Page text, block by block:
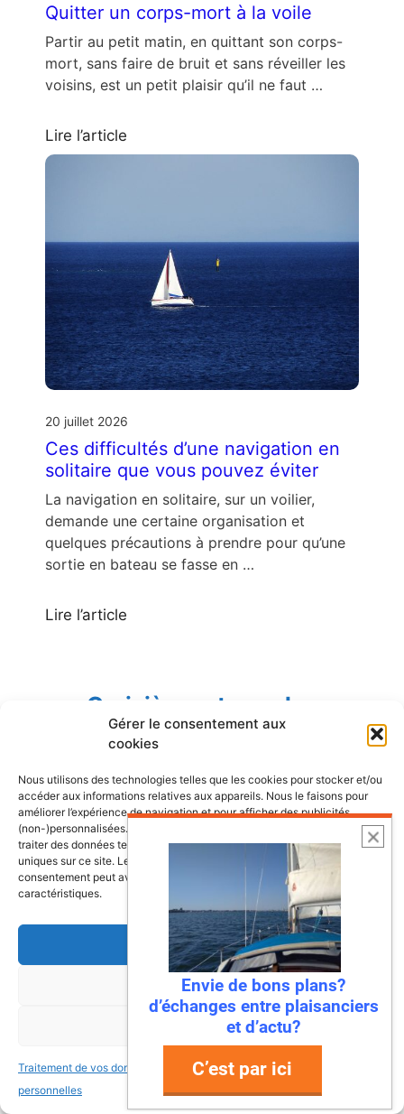
Gérer le consentement aux
cookies
Nous utilisons des technologies telles que les cookies pour stocker et/ou
accéder aux informations relatives aux appareils. Nous le faisons pour
améliorer l’expérience de navigation et pour afficher des publicités
(non-)personnalisées. Consentir à ces technologies nous autorisera à
traiter des données telles que le comportement de navigation ou les ID
uniques sur ce site. Le fait de ne pas consentir ou de retirer son
consentement peut avoir un effet négatif sur certaines fonctonnalités et
caractéristiques.
Accepter
Refuser
Voir les préférences
Traitement de vos données
personnelles
Traitement de vos données
personnelles
Quitter un corps-mort à la voile
Partir au petit matin, en quittant son corps-
mort, sans faire de bruit et sans réveiller les
voisins, est un petit plaisir qu’il ne faut …
Lire l’article
20 juillet 2026
Ces difficultés d’une navigation en
solitaire que vous pouvez éviter
La navigation en solitaire, sur un voilier,
demande une certaine organisation et
quelques précautions à prendre pour qu’une
sortie en bateau se fasse en …
Lire l’article
Croisières et escales
Les plus belles escales et croisières de
nos côtes
6 août 2026
Envie de bons plans?
d’échanges entre plaisanciers
et d’actu?
C’est par ici